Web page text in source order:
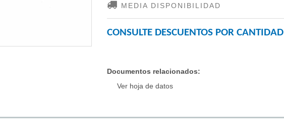
MEDIA DISPONIBILIDAD
CONSULTE DESCUENTOS POR CANTIDAD
Documentos relacionados:
Ver hoja de datos